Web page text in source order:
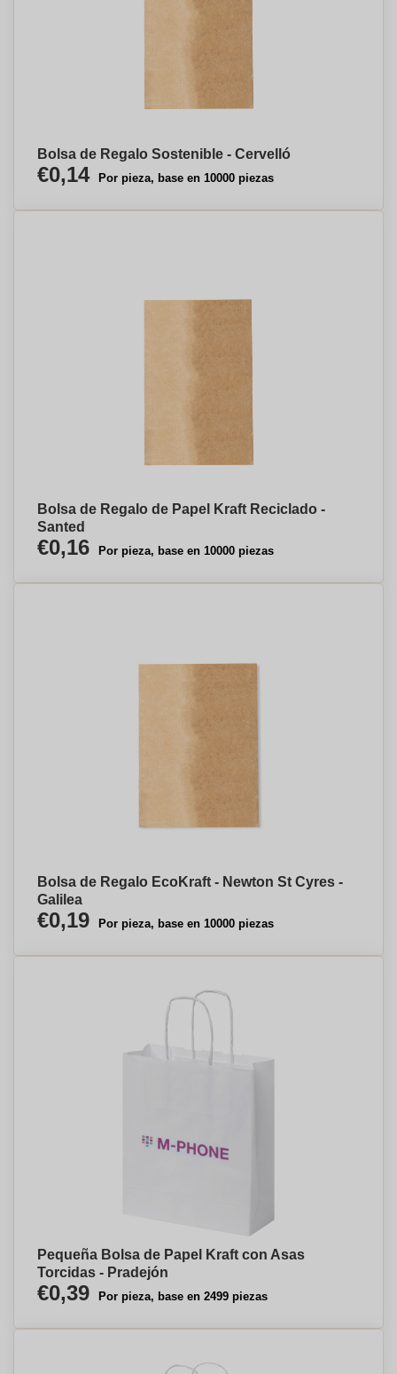
Bolsa de Regalo Sostenible - Cervelló
€0,14 Por pieza, base en 10000 piezas
Bolsa de Regalo de Papel Kraft Reciclado -
Santed
€0,16 Por pieza, base en 10000 piezas
Bolsa de Regalo EcoKraft - Newton St Cyres -
Galilea
€0,19 Por pieza, base en 10000 piezas
Pequeña Bolsa de Papel Kraft con Asas
Torcidas - Pradejón
€0,39 Por pieza, base en 2499 piezas